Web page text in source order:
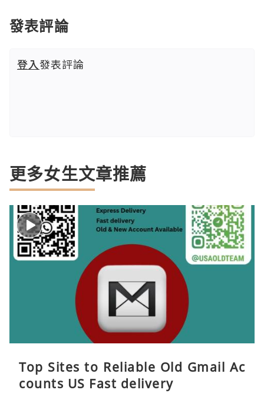
發表評論
登入發表評論
更多女生文章推薦
Top Sites to Reliable Old Gmail Ac
counts US Fast delivery